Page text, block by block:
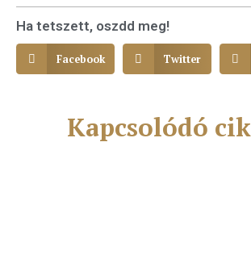
Ha tetszett, oszdd meg!
Facebook Twitter
Kapcsolódó